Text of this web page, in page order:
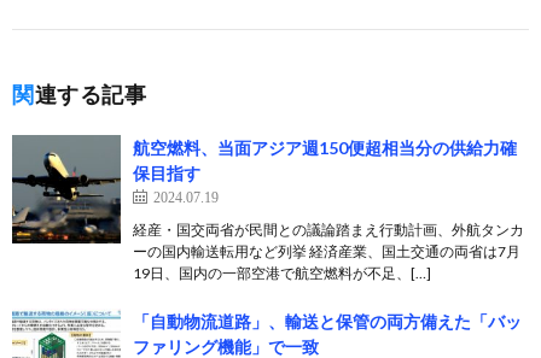
関連する記事
航空燃料、当面アジア週150便超相当分の供給力確
保目指す
2024.07.19
経産・国交両省が民間との議論踏まえ行動計画、外航タンカ
ーの国内輸送転用など列挙 経済産業、国土交通の両省は7月
19日、国内の一部空港で航空燃料が不足、[…]
「自動物流道路」、輸送と保管の両方備えた「バッ
ファリング機能」で一致